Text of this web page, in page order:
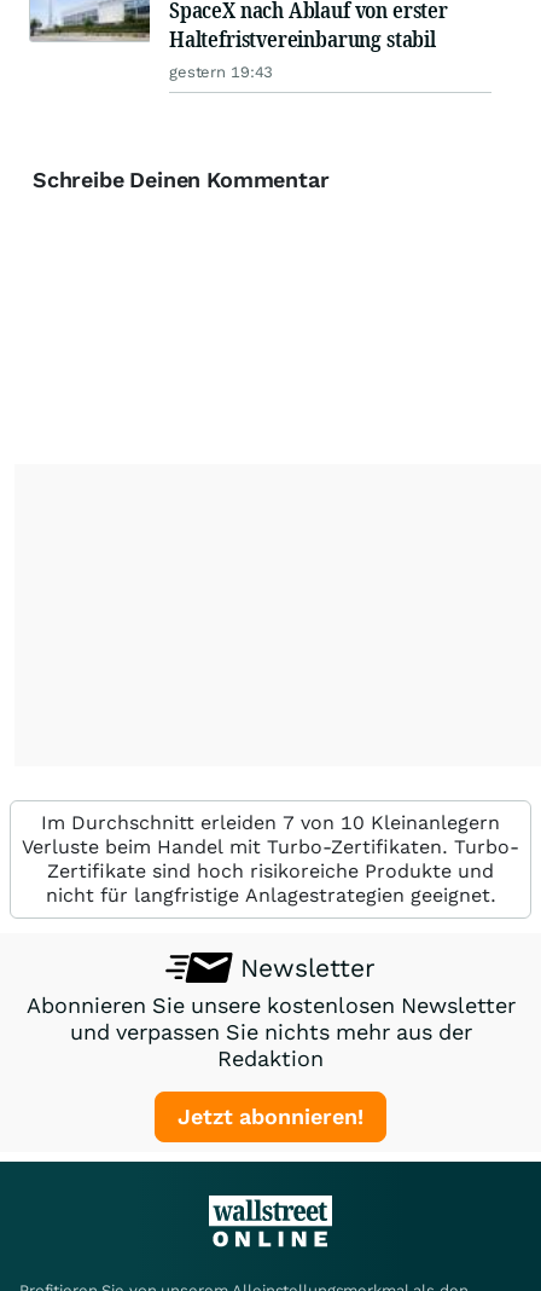
SpaceX nach Ablauf von erster
Haltefristvereinbarung stabil
gestern 19:43
Schreibe Deinen Kommentar
Im Durchschnitt erleiden 7 von 10 Kleinanlegern
Verluste beim Handel mit Turbo-Zertifikaten. Turbo-
Zertifikate sind hoch risikoreiche Produkte und
nicht für langfristige Anlagestrategien geeignet.
Newsletter
Abonnieren Sie unsere kostenlosen Newsletter
und verpassen Sie nichts mehr aus der
Redaktion
Jetzt abonnieren!